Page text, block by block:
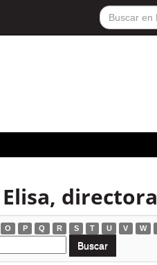
directora
O P Q R S T U V W